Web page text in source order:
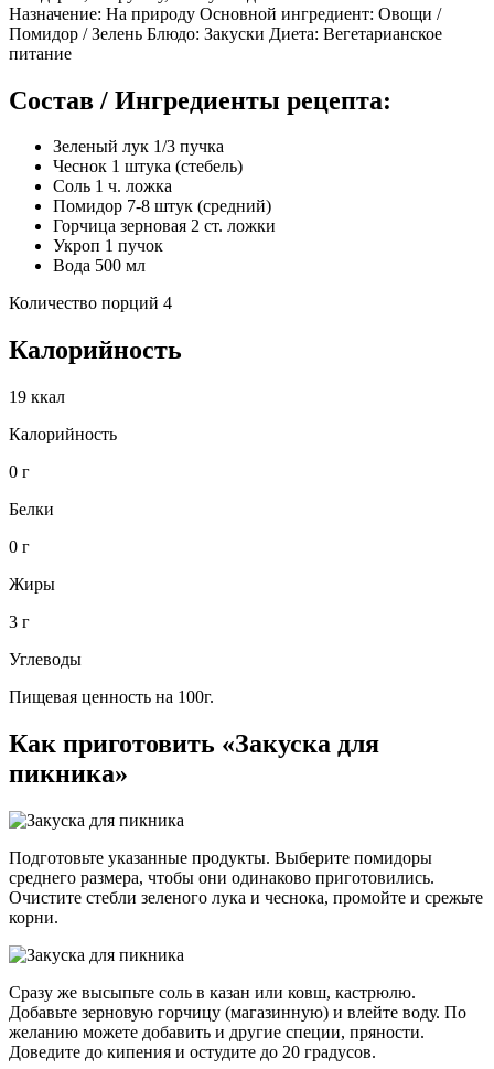
Назначение: На природу Основной ингредиент: Овощи /
Помидор / Зелень Блюдо: Закуски Диета: Вегетарианское
питание
Состав / Ингредиенты рецепта:
Зеленый лук 1/3 пучка
Чеснок 1 штука (стебель)
Соль 1 ч. ложка
Помидор 7-8 штук (средний)
Горчица зерновая 2 ст. ложки
Укроп 1 пучок
Вода 500 мл
Количество порций 4
Калорийность
19 ккал
Калорийность
0 г
Белки
0 г
Жиры
3 г
Углеводы
Пищевая ценность на 100г.
Как приготовить «Закуска для
пикника»
Подготовьте указанные продукты. Выберите помидоры
среднего размера, чтобы они одинаково приготовились.
Очистите стебли зеленого лука и чеснока, промойте и срежьте
корни.
Сразу же высыпьте соль в казан или ковш, кастрюлю.
Добавьте зерновую горчицу (магазинную) и влейте воду. По
желанию можете добавить и другие специи, пряности.
Доведите до кипения и остудите до 20 градусов.